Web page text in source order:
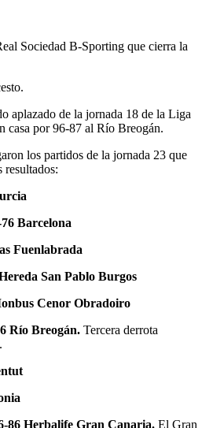
Sociedad B-Sporting que cierra la
aplazado de la jornada 18 de la Liga
casa por 96-87 al Río Breogán.
los partidos de la jornada 23 que
resultados:
Barcelona
Fuenlabrada
San Pablo Burgos
Cenor Obradoiro
Río Breogán. Tercera derrota
86 Herbalife Gran Canaria. El Gran